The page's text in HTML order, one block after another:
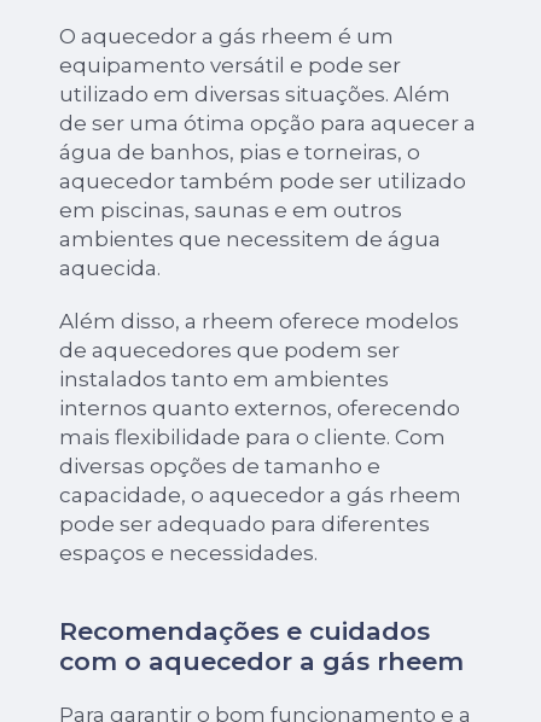
O aquecedor a gás rheem é um
equipamento versátil e pode ser
utilizado em diversas situações. Além
de ser uma ótima opção para aquecer a
água de banhos, pias e torneiras, o
aquecedor também pode ser utilizado
em piscinas, saunas e em outros
ambientes que necessitem de água
aquecida.
Além disso, a rheem oferece modelos
de aquecedores que podem ser
instalados tanto em ambientes
internos quanto externos, oferecendo
mais flexibilidade para o cliente. Com
diversas opções de tamanho e
capacidade, o aquecedor a gás rheem
pode ser adequado para diferentes
espaços e necessidades.
Recomendações e cuidados
com o aquecedor a gás rheem
Para garantir o bom funcionamento e a